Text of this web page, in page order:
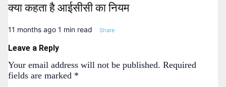
क्या कहता है आईसीसी का नियम
11 months ago 1 min read Share
Leave a Reply
Your email address will not be published. Required
fields are marked *